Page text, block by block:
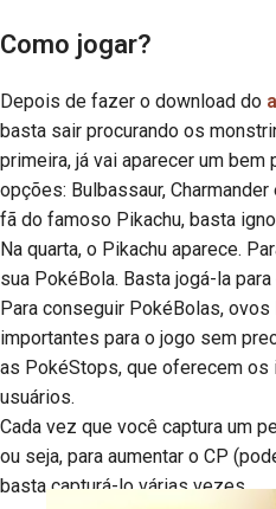
Como jogar?
Depois de fazer o download do
basta sair procurando os
primeira, já vai aparecer um
opções: Bulbassaur,
fã do famoso Pikachu, basta
Na quarta, o Pikachu aparece.
sua PokéBola. Basta jogá-la
Para conseguir PokéBolas,
importantes para o jogo sem
as PokéStops, que oferecem os
usuários.
Cada vez que você captura um
ou seja, para aumentar o CP
basta capturá-lo várias vezes.